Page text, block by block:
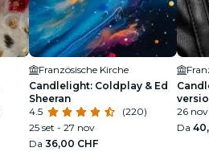
Französische Kirche
Candlelight: Coldplay & Ed
Sheeran
4.5
(220)
25 set - 27 nov
Da 36,00 CHF
26 nov
Da